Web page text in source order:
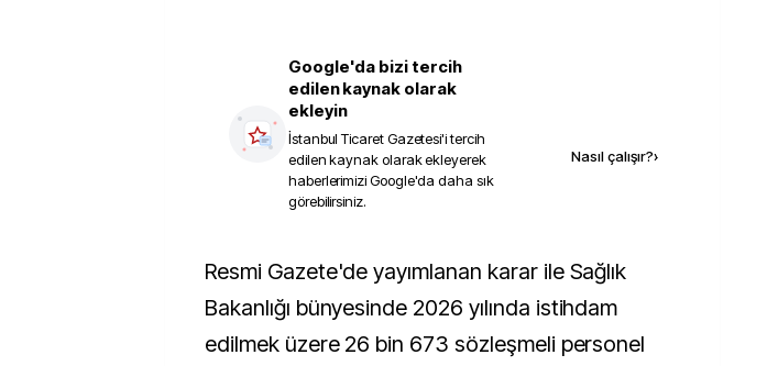
Google'da bizi tercih
edilen kaynak olarak
ekleyin
İstanbul Ticaret Gazetesi'i tercih
edilen kaynak olarak ekleyerek
haberlerimizi Google'da daha sık
görebilirsiniz.
Nasıl çalışır?›
Resmi Gazete'de yayımlanan karar ile Sağlık
Bakanlığı bünyesinde 2026 yılında istihdam
edilmek üzere 26 bin 673 sözleşmeli personel